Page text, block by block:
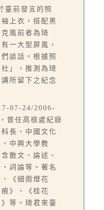
臺前發言的照
上衣，搭配黑
風前者為琦
一大型屏風，
談話。根據照
」，推測為琦
所留下之紀念
07-24/2006-
曾任高檢處紀錄
長、中國文化
中興大學教
散文、論述、
詞論等。著名
《細雨燈花
》、《桂花
等。琦君來臺